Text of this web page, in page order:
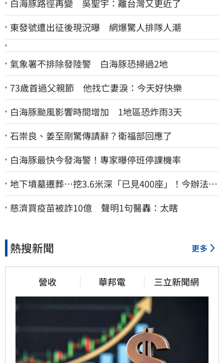
白海豚路徑再變 吳聖宇：離台灣又更近了
東發號遭出征後現況曝 網爆驚人排隊人潮
氣象署不排除發陸警 白海豚恐掃過2地
73歲首過父親節 他找亡妻淚：今天好快樂
白海豚颱風影響時間增加 1地區恐炸雨3天
石崇良、姜至剛驚傳請辭？衛福部回應了
白海豚最快今發海警！專家曝停班停課機率
地下墳墓遷葬…挖3.6米深「已見400座」！今辦法會
安撫祖先
慈濟買疫苗被詐10億 聲明1句醫轟：太瞎
熱搜新聞 更多
營收 華邦電 三立新聞網